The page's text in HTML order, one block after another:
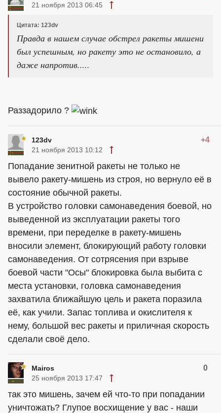
21 ноября 2013 06:45
Цитата: 123dv
Правда в нашем случае обстрел ракеты мишени
был успешным, но ракету это не остановило, а
даже напротив.....
Раззадорило ?
123dv +4
21 ноября 2013 10:12
Попадание зенитной ракеты не только не
вывело ракету-мишень из строя, но вернуло её в
состояние обычной ракеты.
В устройство головки самонаведения боевой, но
выведенной из эксплуатации ракеты того
времени, при переделке в ракету-мишень
вносили элемент, блокирующий работу головки
самонаведения. От сотрясения при взрыве
боевой части "Осы" блокировка была выбита с
места установки, головка самонаведения
захватила ближайшую цель и ракета поразила
её, как учили. Запас топлива и окислителя к
нему, большой вес ракеты и приличная скорость
сделали своё дело.
Mairos 0
25 ноября 2013 17:47
так это мишень, зачем ей что-то при попадании
уничтожать? Глупое восхищение у вас - наши